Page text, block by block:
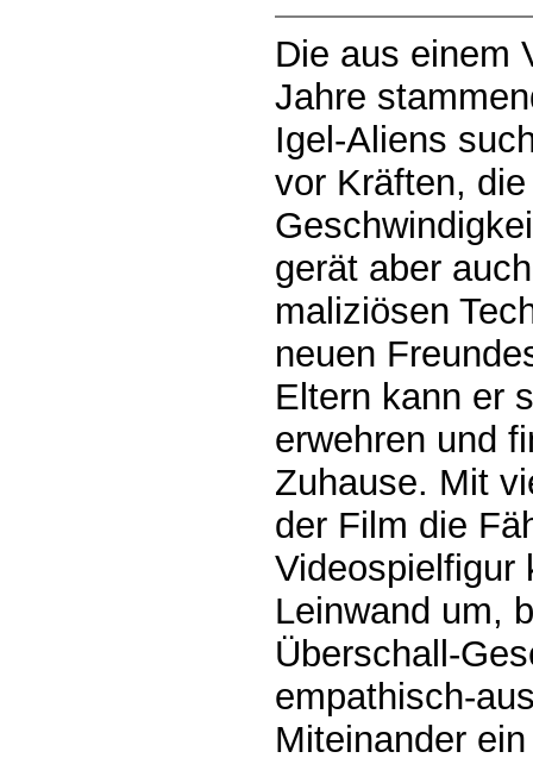
Die aus einem
Jahre
Igel-Aliens
vor Kräften,
gerät aber
maliziösen
neuen
Eltern kann er
erwehren und
Zuhause. Mit
der Film die
Videospielfigur
Leinwand um,
Überschall-
empathisch-
Miteinander